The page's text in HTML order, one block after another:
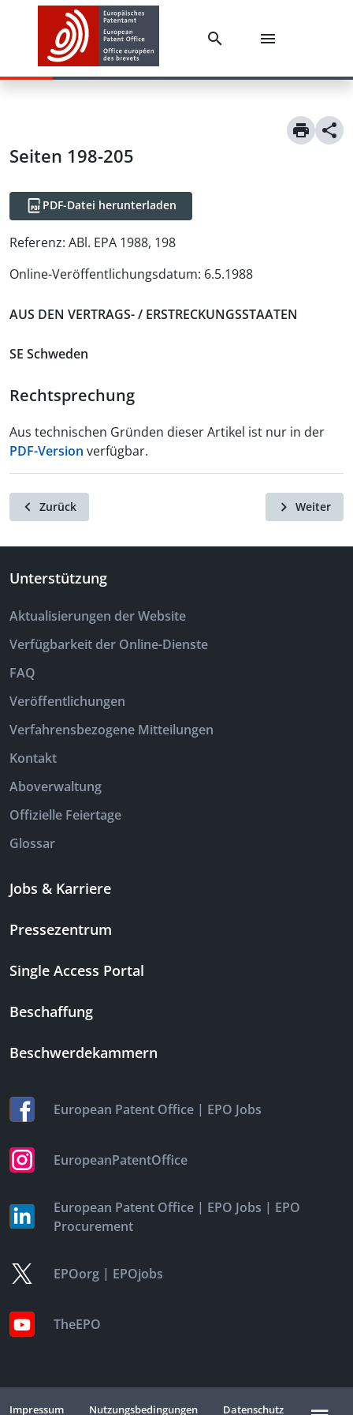
Seiten 198-205
PDF-Datei herunterladen
Referenz: ABl. EPA 1988, 198
Online-Veröffentlichungsdatum: 6.5.1988
AUS DEN VERTRAGS- / ERSTRECKUNGSSTAATEN
SE Schweden
Rechtsprechung
Aus technischen Gründen dieser Artikel ist nur in der
PDF-Version verfügbar.
Zurück Weiter
Unterstützung
Aktualisierungen der Website
Verfügbarkeit der Online-Dienste
FAQ
Veröffentlichungen
Verfahrensbezogene Mitteilungen
Kontakt
Aboverwaltung
Offizielle Feiertage
Glossar
Jobs & Karriere
Pressezentrum
Single Access Portal
Beschaffung
Beschwerdekammern
European Patent Office | EPO Jobs
EuropeanPatentOffice
European Patent Office | EPO Jobs | EPO
Procurement
EPOorg | EPOjobs
TheEPO
Impressum Nutzungsbedingungen Datenschutz